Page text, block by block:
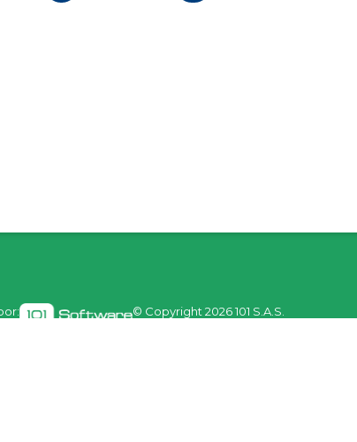
© Copyright 2026 101 S.A.S.